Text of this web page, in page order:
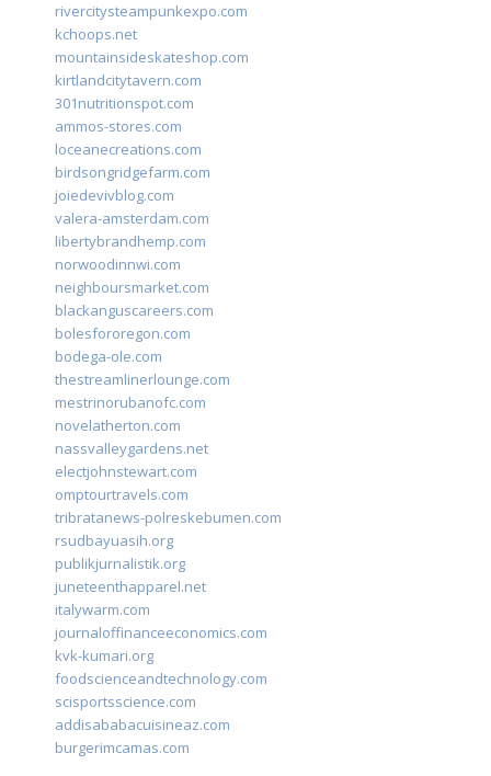
rivercitysteampunkexpo.com
kchoops.net
mountainsideskateshop.com
kirtlandcitytavern.com
301nutritionspot.com
ammos-stores.com
loceanecreations.com
birdsongridgefarm.com
joiedevivblog.com
valera-amsterdam.com
libertybrandhemp.com
norwoodinnwi.com
neighboursmarket.com
blackanguscareers.com
bolesfororegon.com
bodega-ole.com
thestreamlinerlounge.com
mestrinorubanofc.com
novelatherton.com
nassvalleygardens.net
electjohnstewart.com
omptourtravels.com
tribratanews-polreskebumen.com
rsudbayuasih.org
publikjurnalistik.org
juneteenthapparel.net
italywarm.com
journaloffinanceeconomics.com
kvk-kumari.org
foodscienceandtechnology.com
scisportsscience.com
addisababacuisineaz.com
burgerimcamas.com